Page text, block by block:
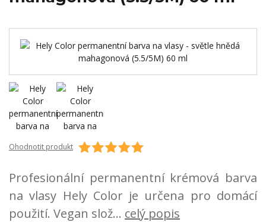
Ohodnotit produkt
Profesionální permanentní krémová barva
na vlasy Hely Color je určena pro domácí
použití. Vegan slož... celý popis